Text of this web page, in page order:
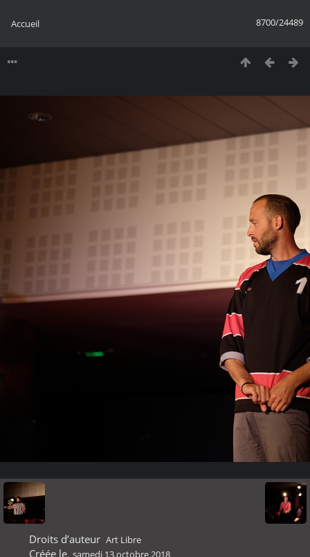
8700/24489
Accueil
Droits d’auteur Art Libre
Créée le samedi 13 octobre 2018